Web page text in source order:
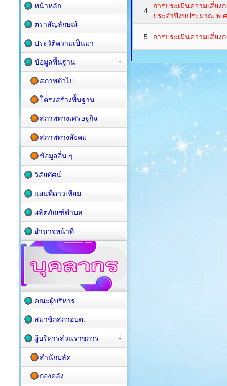
4
การประเมินความเสี่ย
ประจำปีงบประมาณ พ.
5 การประเมินความเสี่ยง
หน้าหลัก
ตราสัญลักษณ์
ประวัติความเป็นมา
ข้อมูลพื้นฐาน
สภาพทั่วไป
โครงสร้างพื้นฐาน
สภาพทางเศรษฐกิจ
สภาพทางสังคม
ข้อมูลอื่น ๆ
วิสัยทัศน์
แผนที่ดาวเทียม
ผลิตภัณฑ์ตำบล
อำนาจหน้าที่
คณะผู้บริหาร
สมาชิกสภาอบต.
ผู้บริหารส่วนราชการ
สำนักปลัด
กองคลัง